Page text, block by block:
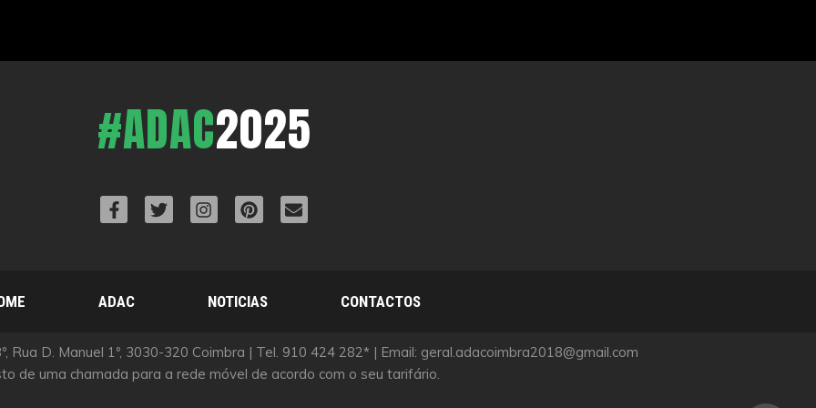
#ADAC2025
ADAC NOTICIAS CONTACTOS
Rua D. Manuel 1º, 3030-320 Coimbra | Tel. 910 424 282* | Email: geral.adacoimbra2018@gmail.com
de uma chamada para a rede móvel de acordo com o seu tarifário.